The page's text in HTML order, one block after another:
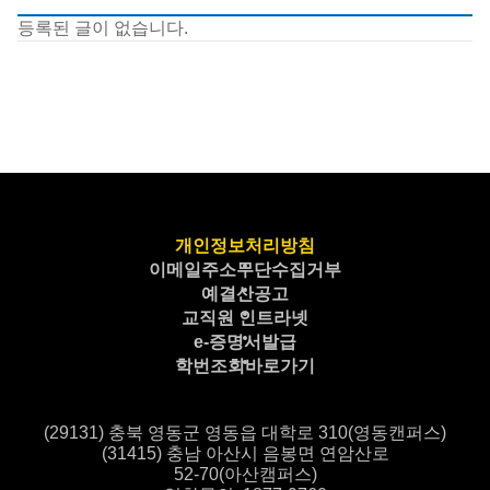
등록된 글이 없습니다.
개인정보처리방침
이메일주소무단수집거부
예결산공고
교직원 인트라넷
e-증명서발급
학번조회바로가기
(29131) 충북 영동군 영동읍 대학로 310(영동캔퍼스)
(31415) 충남 아산시 음봉면 연암산로
52-70(아산캠퍼스)